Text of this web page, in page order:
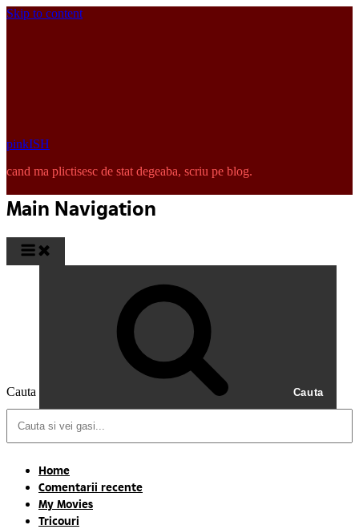
Skip to content
pinkISH
cand ma plictisesc de stat degeaba, scriu pe blog.
Main Navigation
Cauta Cauta
Home
Comentarii recente
My Movies
Tricouri